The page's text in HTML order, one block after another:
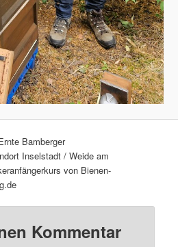
Bamberger
Inselstadt / Weide am
von Bienen-
Kommentar